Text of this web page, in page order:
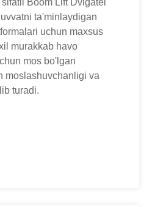
Boom Lift Dvigatel
ta'minlaydigan
uchun maxsus
murakkab havo
mos bo'lgan
moslashuvchanligi va
turadi.